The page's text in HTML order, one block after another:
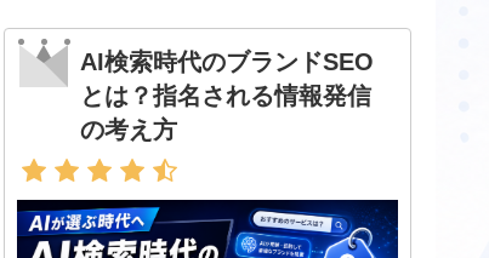
AI検索時代のブランドSEO
とは？指名される情報発信
の考え方